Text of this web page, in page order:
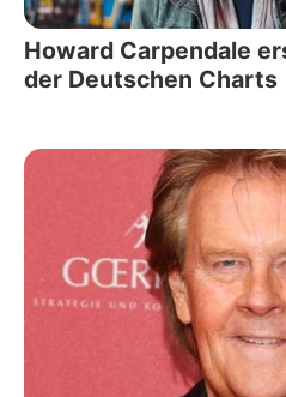
Howard Carpendale
der Deutschen Charts